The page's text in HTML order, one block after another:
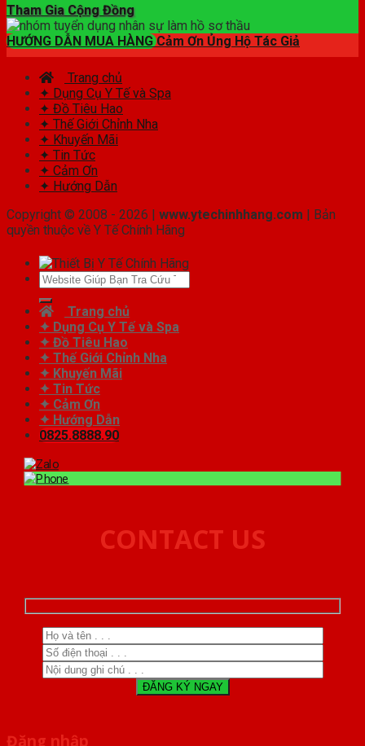
Tham Gia Cộng Đồng
HƯỚNG DẪN MUA HÀNG Cảm Ơn Ủng Hộ Tác Giả
Trang chủ
✦ Dụng Cụ Y Tế và Spa
✦ Đồ Tiêu Hao
✦ Thế Giới Chỉnh Nha
✦ Khuyến Mãi
✦ Tin Tức
✦ Cảm Ơn
✦ Hướng Dẫn
Copyright © 2008 - 2026 | www.ytechinhhang.com | Bản
quyền thuộc về Y Tế Chính Hãng
Tìm
kiếm:
Trang chủ
✦ Dụng Cụ Y Tế và Spa
✦ Đồ Tiêu Hao
✦ Thế Giới Chỉnh Nha
✦ Khuyến Mãi
✦ Tin Tức
✦ Cảm Ơn
✦ Hướng Dẫn
0825.8888.90
CONTACT US
Đăng nhập